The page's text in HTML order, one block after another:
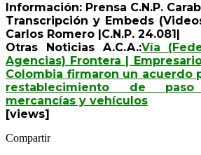
Información: Prensa C.N.P.
Transcripción y Embeds
Carlos Romero |C.N.P. 24.081|
Otras Noticias A.C.A.:Vía
Agencias) Frontera |
Colombia firmaron un acuerdo
restablecimiento de
mercancías y vehículos
[views]
Compartir